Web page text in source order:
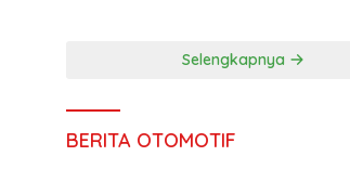
Selengkapnya
BERITA OTOMOTIF